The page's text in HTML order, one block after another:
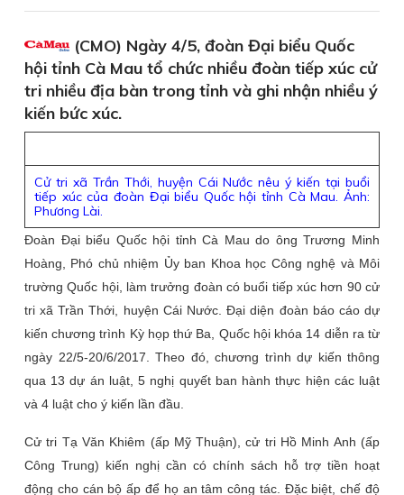
(CMO) Ngày 4/5, đoàn Đại biểu Quốc
hội tỉnh Cà Mau tổ chức nhiều đoàn tiếp xúc cử
tri nhiều địa bàn trong tỉnh và ghi nhận nhiều ý
kiến bức xúc.
Cử tri xã Trần Thới, huyện Cái Nước nêu ý kiến tại buổi
tiếp xúc của đoàn Đại biểu Quốc hội tỉnh Cà Mau. Ảnh:
Phương Lài.
Đoàn Đại biểu Quốc hội tỉnh Cà Mau do ông Trương Minh
Hoàng, Phó chủ nhiệm Ủy ban Khoa học Công nghệ và Môi
trường Quốc hội, làm trưởng đoàn có buổi tiếp xúc hơn 90 cử
tri xã Trần Thới, huyện Cái Nước. Đại diện đoàn báo cáo dự
kiến chương trình Kỳ họp thứ Ba, Quốc hội khóa 14 diễn ra từ
ngày 22/5-20/6/2017. Theo đó, chương trình dự kiến thông
qua 13 dự án luật, 5 nghị quyết ban hành thực hiện các luật
và 4 luật cho ý kiến lần đầu.
Cử tri Tạ Văn Khiêm (ấp Mỹ Thuận), cử tri Hồ Minh Anh (ấp
Công Trung) kiến nghị cần có chính sách hỗ trợ tiền hoạt
động cho cán bộ ấp để họ an tâm công tác. Đặc biệt, chế độ